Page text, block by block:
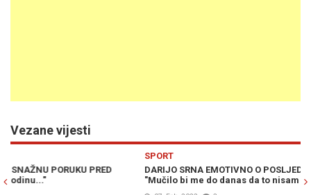
Vezane vijesti
DARIJO SRNA EMOTIVNO O POSLJEDNJEM RAZGOVORU SA OCEM:
"Mučilo bi me do danas da to nisam napravio" (FOTO)